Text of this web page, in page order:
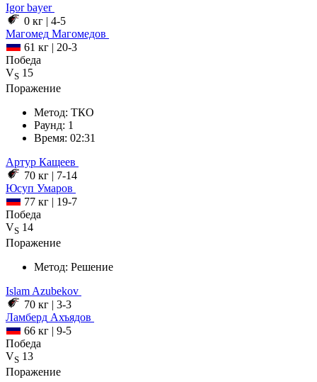
Igor bayer
0 кг | 4-5
Магомед Магомедов
61 кг | 20-3
Победа
VS 15
Поражение
Метод: ТКО
Раунд: 1
Время: 02:31
Артур Кащеев
70 кг | 7-14
Юсуп Умаров
77 кг | 19-7
Победа
VS 14
Поражение
Метод: Решение
Islam Azubekov
70 кг | 3-3
Ламберд Ахъядов
66 кг | 9-5
Победа
VS 13
Поражение